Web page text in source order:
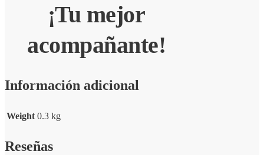
¡Tu mejor
acompañante!
Información adicional
Weight 0.3 kg
Reseñas